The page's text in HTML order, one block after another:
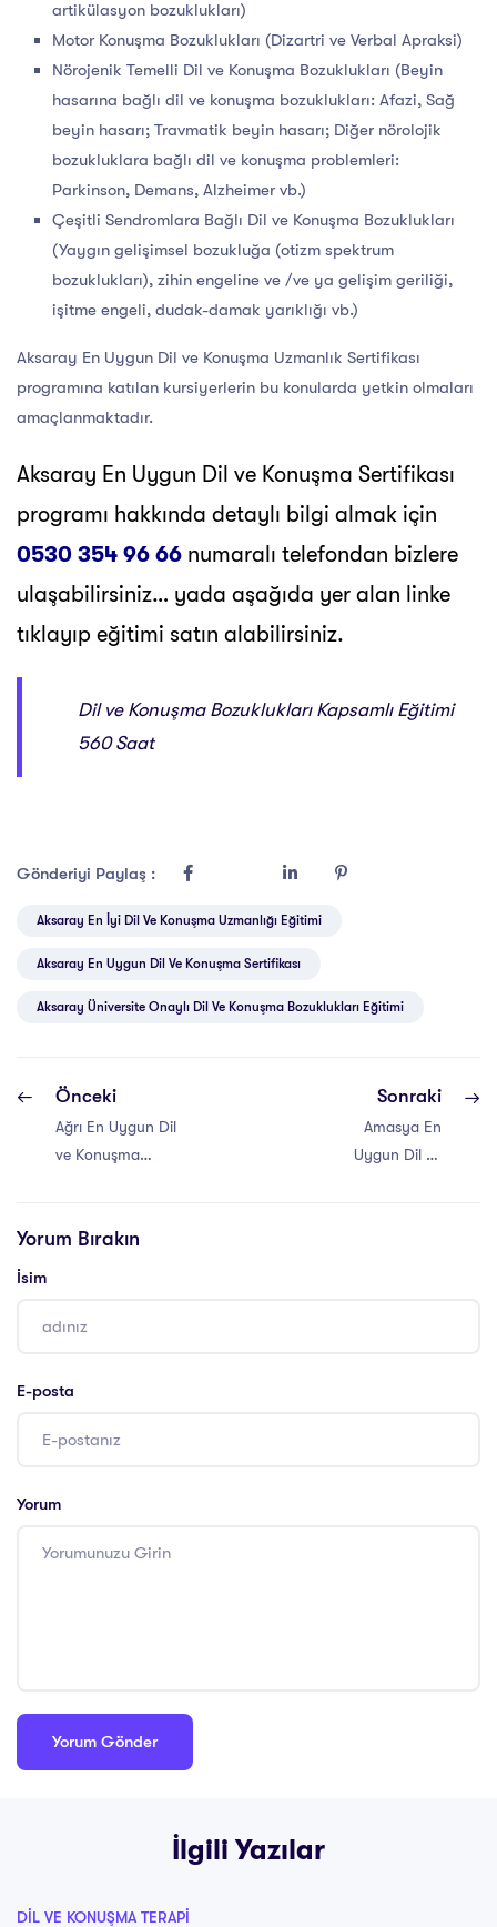
artikülasyon bozuklukları)
Motor Konuşma Bozuklukları (Dizartri ve Verbal Apraksi)
Nörojenik Temelli Dil ve Konuşma Bozuklukları (Beyin
hasarına bağlı dil ve konuşma bozuklukları: Afazi, Sağ
beyin hasarı; Travmatik beyin hasarı; Diğer nörolojik
bozukluklara bağlı dil ve konuşma problemleri:
Parkinson, Demans, Alzheimer vb.)
Çeşitli Sendromlara Bağlı Dil ve Konuşma Bozuklukları
(Yaygın gelişimsel bozukluğa (otizm spektrum
bozuklukları), zihin engeline ve /ve ya gelişim geriliği,
işitme engeli, dudak-damak yarıklığı vb.)
Aksaray En Uygun Dil ve Konuşma Uzmanlık Sertifikası
programına katılan kursiyerlerin bu konularda yetkin olmaları
amaçlanmaktadır.
Aksaray En Uygun Dil ve Konuşma Sertifikası
programı hakkında detaylı bilgi almak için
0530 354 96 66 numaralı telefondan bizlere
ulaşabilirsiniz… yada aşağıda yer alan linke
tıklayıp eğitimi satın alabilirsiniz.
Dil ve Konuşma Bozuklukları Kapsamlı Eğitimi
560 Saat
Gönderiyi Paylaş :
Aksaray En İyi Dil Ve Konuşma Uzmanlığı Eğitimi
Aksaray En Uygun Dil Ve Konuşma Sertifikası
Aksaray Üniversite Onaylı Dil Ve Konuşma Bozuklukları Eğitimi
Önceki
Ağrı En Uygun Dil
ve Konuşma
Sonraki
Amasya En
Uygun Dil ve
Yorum Bırakın
İsim
E-posta
Yorum
İlgili Yazılar
DIL VE KONUŞMA TERAPI